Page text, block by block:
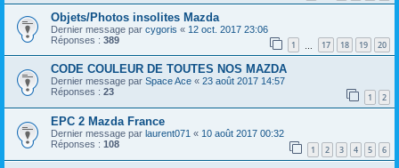
Objets/Photos insolites Mazda
Dernier message par cygoris « 12 oct. 2017 23:06
Réponses : 389 1 17 18 19 20
CODE COULEUR DE TOUTES NOS MAZDA
Dernier message par Space Ace « 23 août 2017 14:57
Réponses : 23 1 2
EPC 2 Mazda France
Dernier message par laurent071 « 10 août 2017 00:32
Réponses : 108 1 2 3 4 5 6